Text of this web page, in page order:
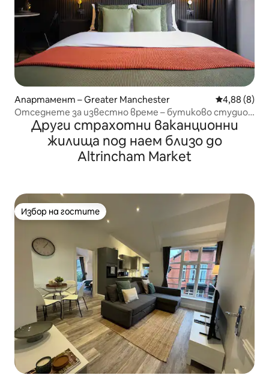
Апартамент – Greater Manchester Средна
4,88 (8)
Отседнете за известно време – бутиково студио
в Северния квартал
Други страхотни ваканционни
жилища под наем близо до
Altrincham Market
Избор на гостите
Избор на гостите